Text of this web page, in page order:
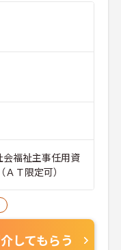
福祉主事任用資
Ｔ限定可）
してもらう